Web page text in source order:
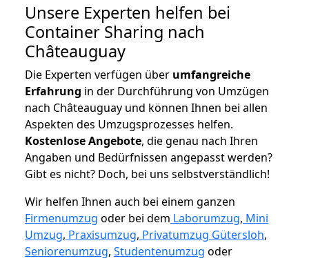
Unsere Experten helfen bei
Container Sharing nach
Châteauguay
Die Experten verfügen über umfangreiche
Erfahrung in der Durchführung von Umzügen
nach Châteauguay und können Ihnen bei allen
Aspekten des Umzugsprozesses helfen.
Kostenlose Angebote, die genau nach Ihren
Angaben und Bedürfnissen angepasst werden?
Gibt es nicht? Doch, bei uns selbstverständlich!
Wir helfen Ihnen auch bei einem ganzen
Firmenumzug oder bei dem Laborumzug, Mini
Umzug, Praxisumzug, Privatumzug Gütersloh,
Seniorenumzug, Studentenumzug oder